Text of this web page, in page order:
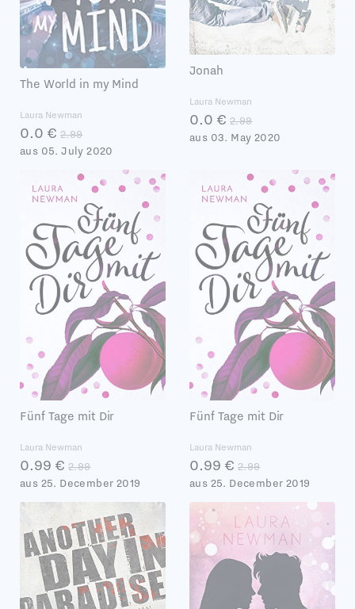
The World in my Mind
Laura Newman
0.0 € 2.99
aus 05. July 2020
Jonah
Laura Newman
0.0 € 2.99
aus 03. May 2020
Fünf Tage mit Dir
Laura Newman
0.99 € 2.99
aus 25. December 2019
Fünf Tage mit Dir
Laura Newman
0.99 € 2.99
aus 25. December 2019